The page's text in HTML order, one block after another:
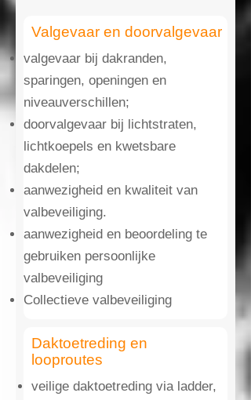
Valgevaar en doorvalgevaar
valgevaar bij dakranden,
sparingen, openingen en
niveauverschillen;
doorvalgevaar bij lichtstraten,
lichtkoepels en kwetsbare
dakdelen;
aanwezigheid en kwaliteit van
valbeveiliging.
aanwezigheid en beoordeling te
gebruiken persoonlijke
valbeveiliging
Collectieve valbeveiliging
Daktoetreding en
looproutes
veilige daktoetreding via ladder,